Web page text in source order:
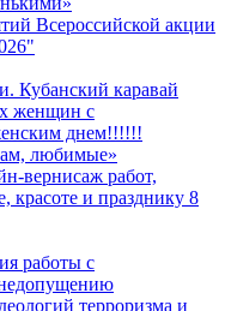
Всероссийской акции
Кубанский каравай
женщин с
днем!!!!!!
любимые»
вернисаж работ,
красоте и празднику 8
работы с
терроризма и